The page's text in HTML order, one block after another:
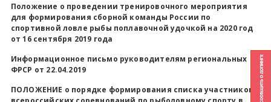
Положение о проведении тренировочного мероприятия
для формирования сборной команды России по
спортивной ловле рыбы поплавочной удочкой на 2020 год
от 16 сентября 2019 года
Информационное письмо руководителям региональных
ФРСР от 22.04.2019
ПОЛОЖЕНИЕ о порядке формирования списка участников